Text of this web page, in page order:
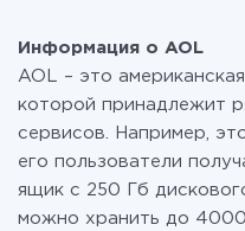
Информация о AOL
AOL – это
которой принадлежит
сервисов. Например,
его пользователи
ящик с 250 Гб
можно хранить до